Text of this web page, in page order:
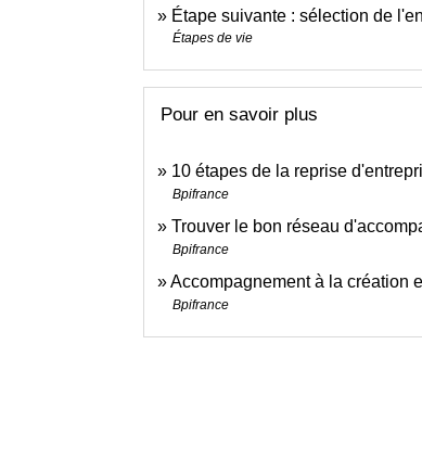
Étape suivante : sélection de
Étapes de vie
Pour en savoir plus
10 étapes de la reprise
Bpifrance
Trouver le bon réseau
Bpifrance
Accompagnement à la création
Bpifrance